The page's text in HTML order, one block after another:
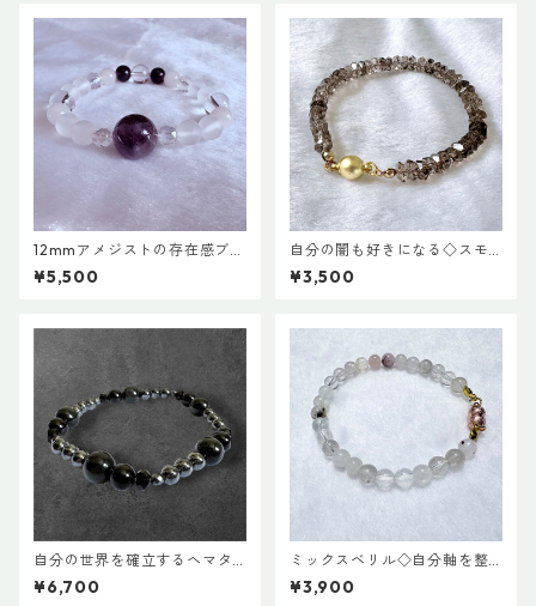
12mmアメジストの存在感ブレ
スレット
¥5,500
自分の闇も好きになる◇スモ
ーキークオーツブレスレット
¥3,500
自分の世界を確立するヘマタ
イトのグラウンディングブレ
スレット 18cm
¥6,700
ミックスベリル◇自分軸を整
える系ブレスレット
¥3,900